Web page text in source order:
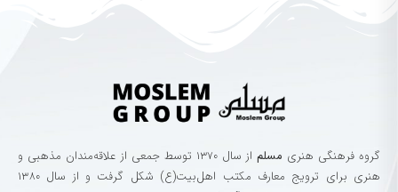
گروه‌ فرهنگی‌ هنری‌ مسلم
از سال ۱۳۷۰ توسط جمعی از علاقه‌مندان مذهبی و
هنری برای ترویج معارف مکتب اهل‌بیت(ع) شکل گرفت و از سال ۱۳۸۰